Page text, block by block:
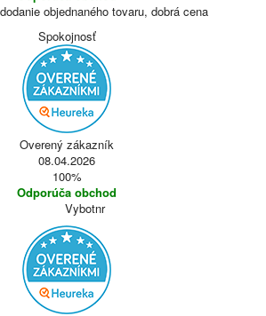
objednaného tovaru, dobrá cena
Spokojnosť
Overený zákazník
08.04.2026
100%
Odporúča obchod
Vybotnr